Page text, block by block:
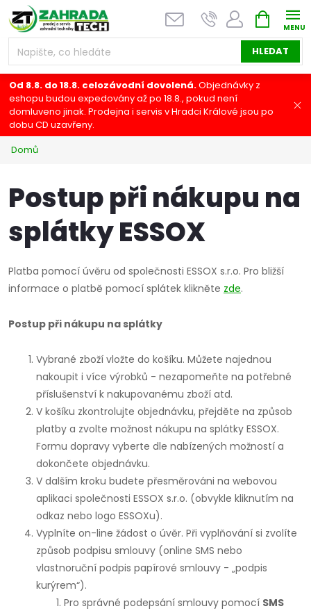
Přejít
na
obsah
HLEDAT
NÁKUPNÍ
KOŠÍK
Od 8.8. do 18.8. celozávodní dovolená.Objednávky z
eshopu budou expedovány až po 18.8., pokud není
domluveno jinak. Prodejna i servis v Hradci Králové jsou po
dobu CD uzavřeny.
Domů
Postup při nákupu na
splátky ESSOX
Platba pomocí úvěru od společnosti ESSOX s.r.o. Pro bližší
informace o platbě pomocí splátek klikněte zde.
Postup při nákupu na splátky
Vybrané zboží vložte do košíku. Můžete najednou
nakoupit i více výrobků - nezapomeňte na potřebné
příslušenství k nakupovanému zboží atd.
V košíku zkontrolujte objednávku, přejděte na způsob
platby a zvolte možnost nákupu na splátky ESSOX.
Formu dopravy vyberte dle nabízených možností a
dokončete objednávku.
V dalším kroku budete přesměrováni na webovou
aplikaci společnosti ESSOX s.r.o. (obvykle kliknutím na
odkaz nebo logo ESSOXu).
Vyplníte on-line žádost o úvěr. Při vyplňování si zvolíte
způsob podpisu smlouvy (online SMS nebo
vlastnoruční podpis papírové smlouvy - „podpis
kurýrem“).
Pro správné podepsání smlouvy pomocí SMS